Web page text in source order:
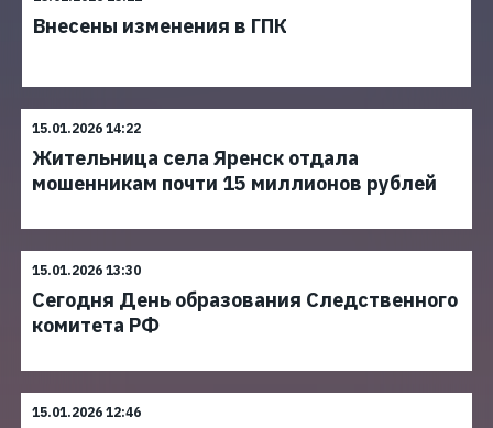
Внесены изменения в ГПК
15.01.2026 14:22
Жительница села Яренск отдала
мошенникам почти 15 миллионов рублей
15.01.2026 13:30
Сегодня День образования Следственного
комитета РФ
15.01.2026 12:46